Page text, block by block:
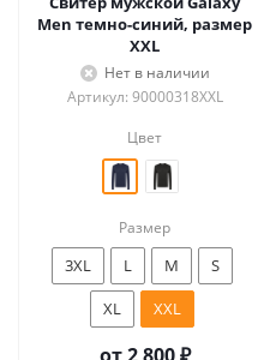
Men темно-синий, размер
XXL
Нет в наличии
Артикул: 90000318XXL
Цвет
Размер
3XL L M
S
XL
XXL